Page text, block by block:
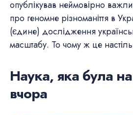
опублікував неймовірно
про геномне різноманіття в
(єдине) дослідження
масштабу. То чому ж це
Наука, яка була
вчора